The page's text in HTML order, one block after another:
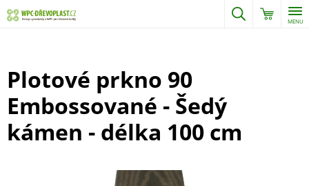
MENU
Plotové prkno 90
Embossované - Šedý
kámen - délka 100 cm